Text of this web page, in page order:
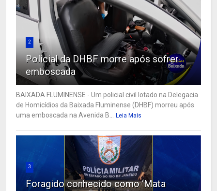
2
Policial da DHBF morre após sofrer
emboscada
BAIXADA FLUMINENSE - Um policial civil lotado na Delegacia
de Homicídios da Baixada Fluminense (DHBF) morreu após
uma emboscada na Avenida B... Leia Mais
3
Foragido conhecido como ‘Mata